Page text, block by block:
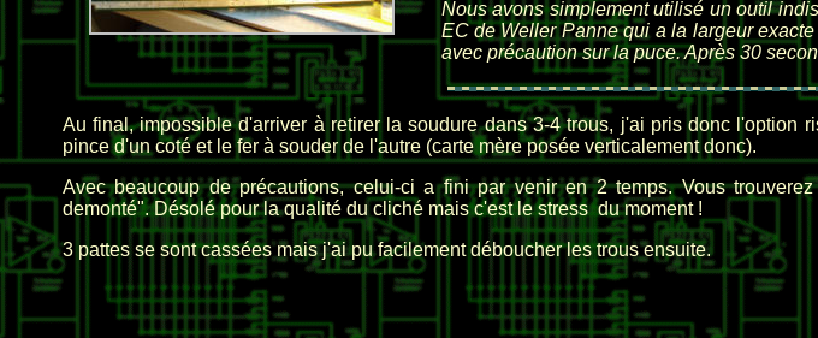
Nous avons simplement utilisé un outil
EC de Weller Panne qui a la largeur
avec précaution sur la puce. Après 30
Au final, impossible d'arriver à retirer la soudure dans 3-4 trous, j'ai pris donc l'option
pince d'un coté et le fer à souder de l'autre (carte mère posée verticalement donc).
Avec beaucoup de précautions, celui-ci a fini par venir en 2 temps. Vous
demonté". Désolé pour la qualité du cliché mais c'est le stress du moment !
3 pattes se sont cassées mais j'ai pu facilement déboucher les trous ensuite.